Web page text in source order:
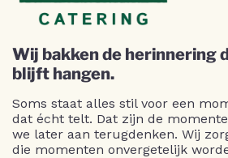
Wij bakken de herinnering
blijft hangen.
Soms staat alles stil voor een
dat écht telt. Dat zijn de
we later aan terugdenken. Wij
die momenten onvergetelijk